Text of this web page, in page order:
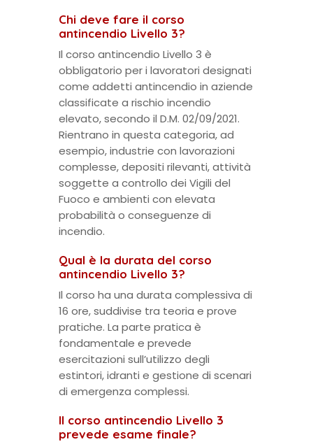
Chi deve fare il corso
antincendio Livello 3?
Il corso antincendio Livello 3 è
obbligatorio per i lavoratori designati
come addetti antincendio in aziende
classificate a rischio incendio
elevato, secondo il D.M. 02/09/2021.
Rientrano in questa categoria, ad
esempio, industrie con lavorazioni
complesse, depositi rilevanti, attività
soggette a controllo dei Vigili del
Fuoco e ambienti con elevata
probabilità o conseguenze di
incendio.
Qual è la durata del corso
antincendio Livello 3?
Il corso ha una durata complessiva di
16 ore, suddivise tra teoria e prove
pratiche. La parte pratica è
fondamentale e prevede
esercitazioni sull’utilizzo degli
estintori, idranti e gestione di scenari
di emergenza complessi.
Il corso antincendio Livello 3
prevede esame finale?